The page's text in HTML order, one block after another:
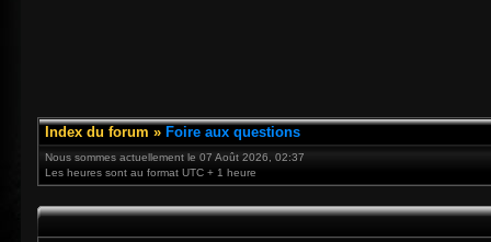
Index du forum » Foire aux questions
Nous sommes actuellement le 07 Août 2026, 02:37
Les heures sont au format UTC + 1 heure